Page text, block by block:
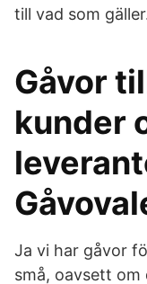
till vad som
Gåvor
kunder
Ja vi har gåvor
små, oavsett om